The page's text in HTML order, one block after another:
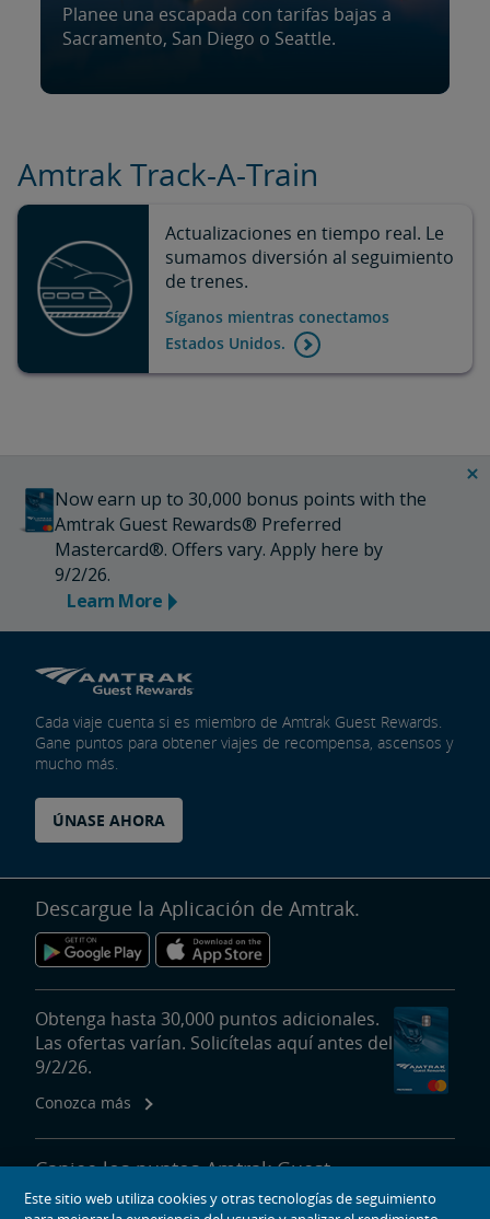
Planee una escapada con tarifas bajas a
Sacramento, San Diego o Seattle.
Amtrak Track-A-Train
Actualizaciones en tiempo real. Le
sumamos diversión al seguimiento
de trenes.
Síganos mientras conectamos
Estados Unidos.
Now earn up to 30,000 bonus points with the
Amtrak Guest Rewards® Preferred
Mastercard®. Offers vary. Apply here by
9/2/26.
Learn More
Cada viaje cuenta si es miembro de Amtrak Guest Rewards.
Gane puntos para obtener viajes de recompensa, ascensos y
mucho más.
ÚNASE AHORA
Descargue la Aplicación de Amtrak.
Obtenga hasta 30,000 puntos adicionales.
Las ofertas varían. Solicítelas aquí antes del
9/2/26.
Conozca más
Canjee los puntos Amtrak Guest
Rewards para viajes de recompensa,
Este sitio web utiliza cookies y otras tecnologías de seguimiento